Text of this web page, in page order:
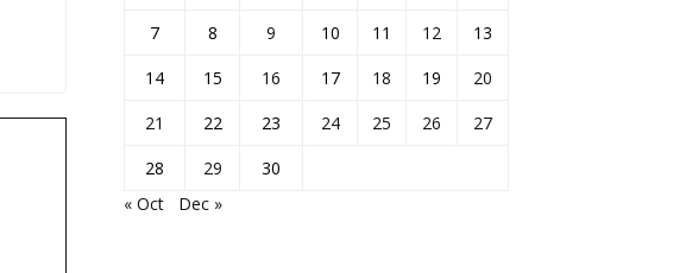
7
8 9 10 11 12
13
14
15 16 17 18 19
20
21
22 23 24 25 26
27
28
29
30
« Oct
Dec »